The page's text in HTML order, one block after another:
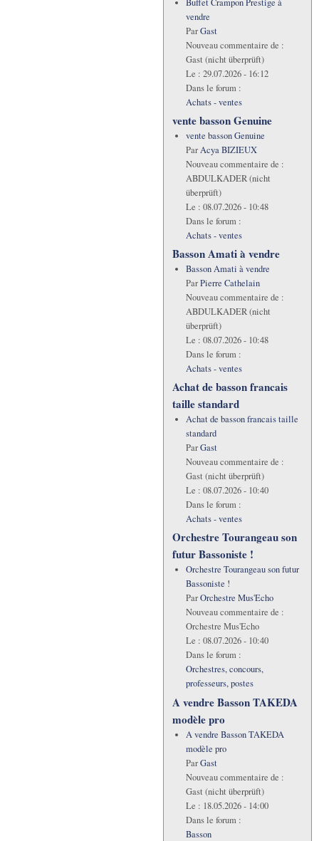
Buffet Crampon Prestige à
vendre
ParGast
Nouveau commentaire de :
Gast (nicht überprüft)
Le : 29.07.2026 - 16:12
Dans le forum :
Achats - ventes
vente basson Genuine
vente basson Genuine
ParAcya BIZIEUX
Nouveau commentaire de :
ABDULKADER (nicht
überprüft)
Le : 08.07.2026 - 10:48
Dans le forum :
Achats - ventes
Basson Amati à vendre
Basson Amati à vendre
ParPierre Cathelain
Nouveau commentaire de :
ABDULKADER (nicht
überprüft)
Le : 08.07.2026 - 10:48
Dans le forum :
Achats - ventes
Achat de basson francais
taille standard
Achat de basson francais taille
standard
ParGast
Nouveau commentaire de :
Gast (nicht überprüft)
Le : 08.07.2026 - 10:40
Dans le forum :
Achats - ventes
Orchestre Tourangeau son
futur Bassoniste !
Orchestre Tourangeau son futur
Bassoniste !
ParOrchestre Mus'Echo
Nouveau commentaire de :
Orchestre Mus'Echo
Le : 08.07.2026 - 10:40
Dans le forum :
Orchestres, concours,
professeurs, postes
A vendre Basson TAKEDA
modèle pro
A vendre Basson TAKEDA
modèle pro
ParGast
Nouveau commentaire de :
Gast (nicht überprüft)
Le : 18.05.2026 - 14:00
Dans le forum :
Basson